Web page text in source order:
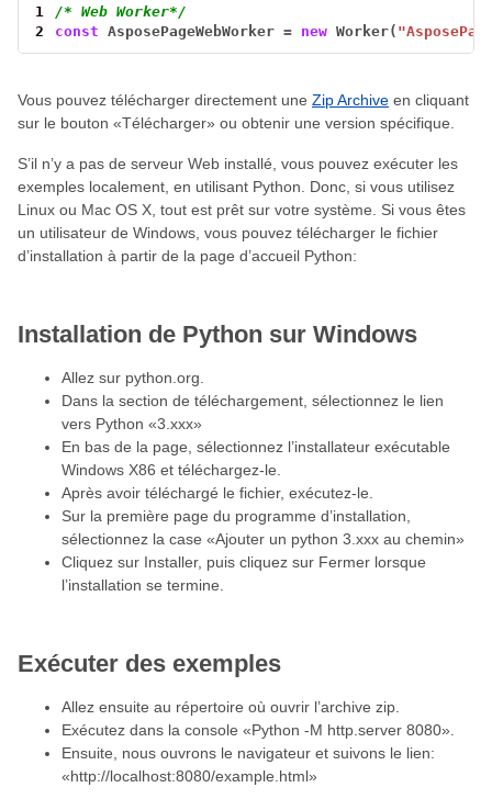
1
/* Web Worker*/
2
const AsposePageWebWorker = new Worker(
Vous pouvez télécharger directement une Zip Archive en cliquant
sur le bouton «Télécharger» ou obtenir une version spécifique.
S’il n’y a pas de serveur Web installé, vous pouvez exécuter les
exemples localement, en utilisant Python. Donc, si vous utilisez
Linux ou Mac OS X, tout est prêt sur votre système. Si vous êtes
un utilisateur de Windows, vous pouvez télécharger le fichier
d’installation à partir de la page d’accueil Python:
Installation de Python sur Windows
Allez sur python.org.
Dans la section de téléchargement, sélectionnez le lien
vers Python «3.xxx»
En bas de la page, sélectionnez l’installateur exécutable
Windows X86 et téléchargez-le.
Après avoir téléchargé le fichier, exécutez-le.
Sur la première page du programme d’installation,
sélectionnez la case «Ajouter un python 3.xxx au chemin»
Cliquez sur Installer, puis cliquez sur Fermer lorsque
l’installation se termine.
Exécuter des exemples
Allez ensuite au répertoire où ouvrir l’archive zip.
Exécutez dans la console «Python -M http.server 8080».
Ensuite, nous ouvrons le navigateur et suivons le lien:
«http://localhost:8080/example.html»